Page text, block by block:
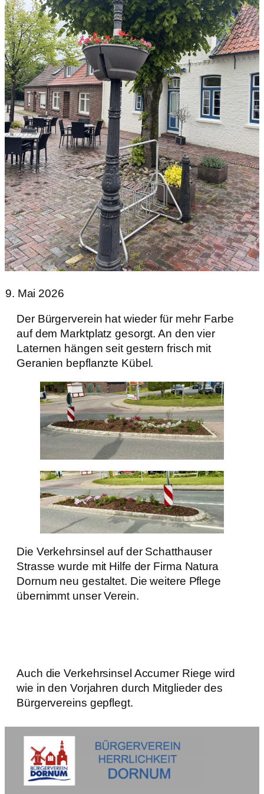
Mai 2026
Der Bürgerverein hat wieder für mehr Farbe
auf dem Marktplatz gesorgt. An den vier
Laternen hängen seit gestern frisch mit
Geranien bepflanzte Kübel.
Die Verkehrsinsel auf der Schatthauser
Strasse wurde mit Hilfe der Firma Natura
Dornum neu gestaltet. Die weitere Pflege
übernimmt unser Verein.
Auch die Verkehrsinsel Accumer Riege wird
wie in den Vorjahren durch Mitglieder des
Bürgervereins gepflegt.